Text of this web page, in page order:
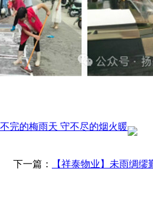
完的梅雨天 守不尽的烟火暖
下一篇： 【祥泰物业】未雨绸